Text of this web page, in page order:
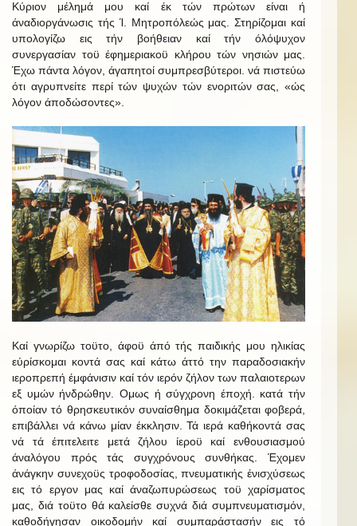
Κύριον μέλημά μου καί έκ τών πρώτων είναι ή
άναδιοργάνωσις τής Ί. Μητροπόλεώς μας. Στηρίζομαι καί
υπολογίζω εις τήν βοήθειαν καί τήν όλόψυχον
συνεργασίαν τοϋ έφημεριακοϋ κλήρου τών νησιών μας.
Έχω πάντα λόγον, άγαπητοί συμπρεσβύτεροι. νά πιστεύω
ότι αγρυπνείτε περί τών ψυχών τών ενοριτών σας, «ώς
λόγον άποδώσοντες».
Καί γνωρίζω τοϋτο, άφοϋ άπό τής παιδικής μου ηλικίας
εύρίσκομαι κοντά σας καί κάτω άττό την παραδοσιακήν
ιεροπρεπή έμφάνισιν καί τόν ιερόν ζήλον των παλαιοτερων
εξ υμών ήνδρώθην. Ομως ή σύγχρονη έποχή. κατά τήν
όποίαν τό θρησκευτικόν συναίσθημα δοκιμάζεται φοβερά,
επιβάλλει νά κάνω μίαν έκκλησιν. Τά ιερά καθήκοντά σας
νά τά έπιτελειτε μετά ζήλου ίεροϋ καί ενθουσιασμού
άναλόγου πρός τάς συγχρόνους συνθήκας. Έχομεν
άνάγκην συνεχοϋς τροφοδοσίας, πνευματικής ένισχύσεως
εις τό εργον μας καί άναζωπυρώσεως τοϋ χαρίσματος
μας, διά τοϋτο θά καλείσθε συχνά διά συμπνευματισμόν,
καθοδήγησαν οικοδομήν καί συμπαράστασήν εις τό